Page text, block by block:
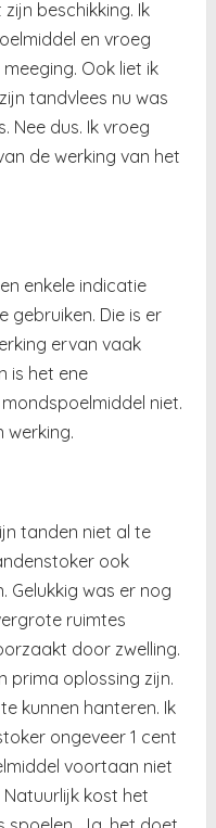
beschikking. Ik
en vroeg
Ook liet ik
tandvlees nu was
Nee dus. Ik vroeg
de werking van het
enkele indicatie
Die is er
ervan vaak
is het ene
niet.
werking.
tanden niet al te
ook
Gelukkig was er nog
ruimtes
door zwelling.
prima oplossing zijn.
kunnen hanteren. Ik
ongeveer 1 cent
voortaan niet
kost het